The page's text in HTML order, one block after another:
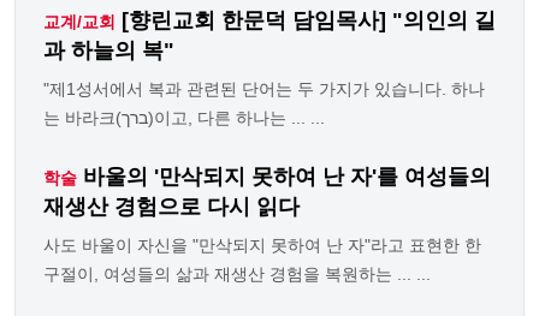
교계/교회
[향린교회 한문덕 담임목사] "의인의 길
과 하늘의 복"
"제1성서에서 복과 관련된 단어는 두 가지가 있습니다. 하나
는 바라크(ברך)이고, 다른 하나는 ... ...
학술 바울의 '만삭되지 못하여 난 자'를 여성들의
재생산 경험으로 다시 읽다
사도 바울이 자신을 "만삭되지 못하여 난 자"라고 표현한 한
구절이, 여성들의 삶과 재생산 경험을 복원하는 ... ...